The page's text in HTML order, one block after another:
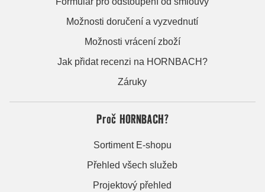
Možnosti doručení a vyzvednutí
Možnosti vrácení zboží
Jak přidat recenzi na HORNBACH?
Záruky
Proč HORNBACH?
Sortiment E-shopu
Přehled všech služeb
Projektový přehled